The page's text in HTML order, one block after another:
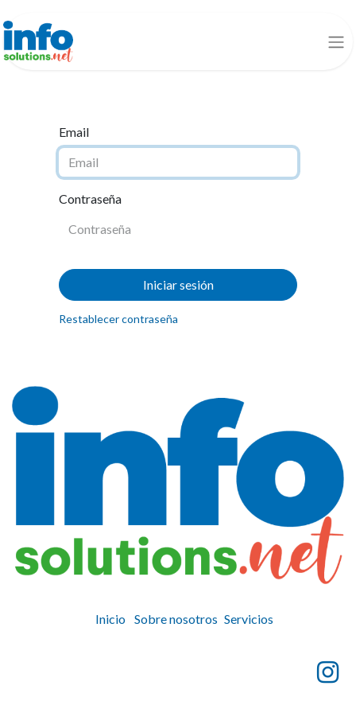
Email
Contraseña
Iniciar sesión
Restablecer contraseña
Inicio Sobre nosotros Servicios